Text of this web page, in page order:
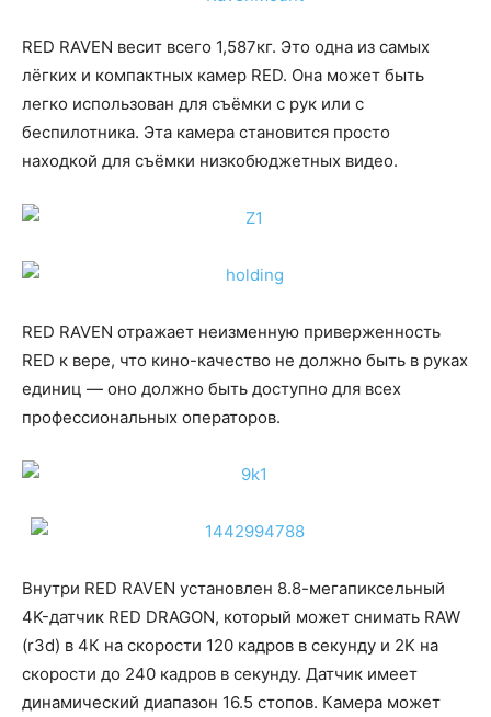
RED RAVEN весит всего 1,587кг. Это одна из самых
лёгких и компактных камер RED. Она может быть
легко использован для съёмки с рук или с
беспилотника. Эта камера становится просто
находкой для съёмки низкобюджетных видео.
RED RAVEN отражает неизменную приверженность
RED к вере, что кино-качество не должно быть в руках
единиц — оно должно быть доступно для всех
профессиональных операторов.
Внутри RED RAVEN установлен 8.8-мегапиксельный
4K-датчик RED DRAGON, который может снимать RAW
(r3d) в 4К на скорости 120 кадров в секунду и 2K на
скорости до 240 кадров в секунду. Датчик имеет
динамический диапазон 16.5 стопов. Камера может